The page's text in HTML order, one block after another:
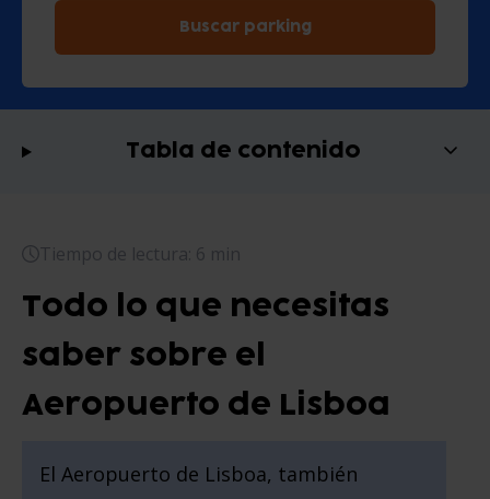
Buscar parking
Tiempo de lectura: 6 min
Todo lo que necesitas
saber sobre el
Aeropuerto de Lisboa
El Aeropuerto de Lisboa, también
Tabla de contenido